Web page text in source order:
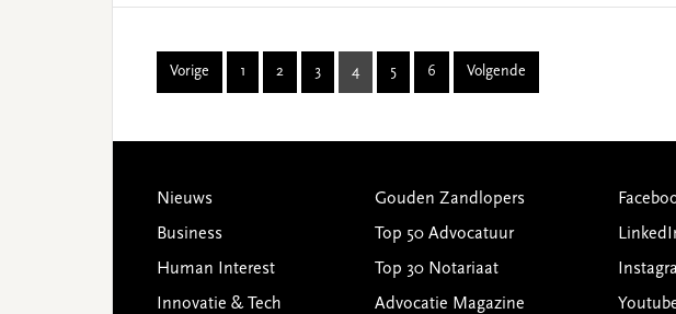
Vorige Page
1 Page
2 Page
3 Page
4 Page
5 Page
6 Volgende
Footer
Nieuws
Business
Human Interest
Innovatie & Tech
Gouden Zandlopers
Top 50 Advocatuur
Top 30 Notariaat
Advocatie Magazine